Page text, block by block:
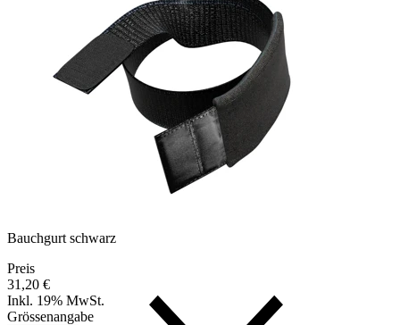
Bauchgurt schwarz
Preis
31,20 €
Inkl. 19% MwSt.
Grössenangabe